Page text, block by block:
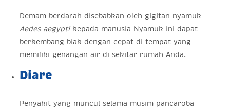
Demam berdarah disebabkan oleh gigitan nyamuk
Aedes aegyptikepada manusia Nyamuk ini dapat
berkembang biak dengan cepat di tempat yang
memiliki genangan air di sekitar rumah Anda.
Diare
Penyakit yang muncul selama musim pancaroba